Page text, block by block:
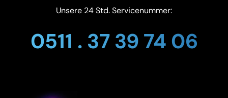
Unsere 24 Std. Servicenummer:
0511 . 37 39 74 06